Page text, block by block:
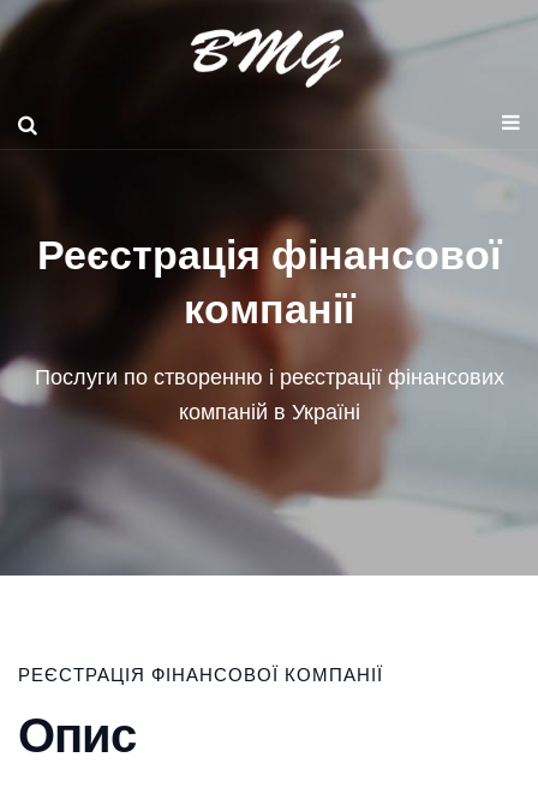
Реєстрація фінансової
компанії
Послуги по створенню і реєстрації фінансових
компаній в Україні
РЕЄСТРАЦІЯ ФІНАНСОВОЇ КОМПАНІЇ
Опис